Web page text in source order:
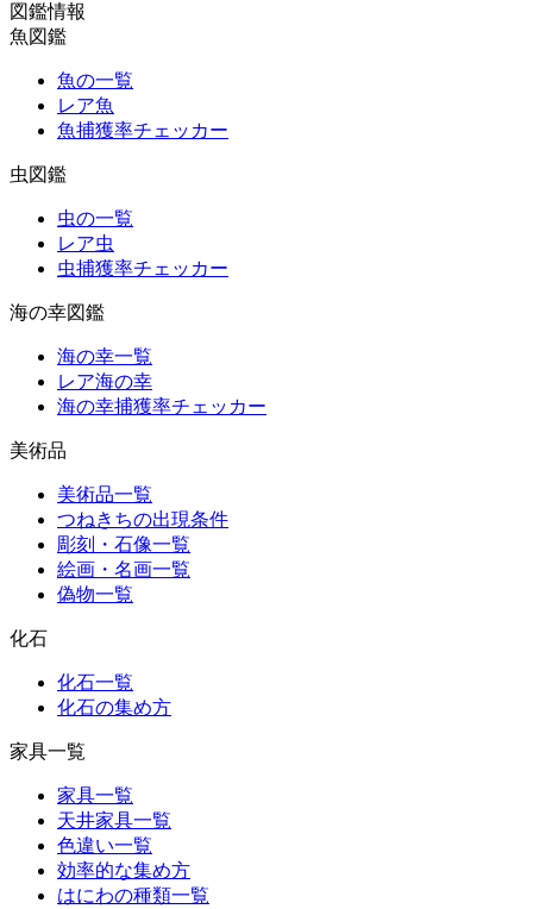
図鑑情報
魚図鑑
魚の一覧
レア魚
魚捕獲率チェッカー
虫図鑑
虫の一覧
レア虫
虫捕獲率チェッカー
海の幸図鑑
海の幸一覧
レア海の幸
海の幸捕獲率チェッカー
美術品
美術品一覧
つねきちの出現条件
彫刻・石像一覧
絵画・名画一覧
偽物一覧
化石
化石一覧
化石の集め方
家具一覧
家具一覧
天井家具一覧
色違い一覧
効率的な集め方
はにわの種類一覧